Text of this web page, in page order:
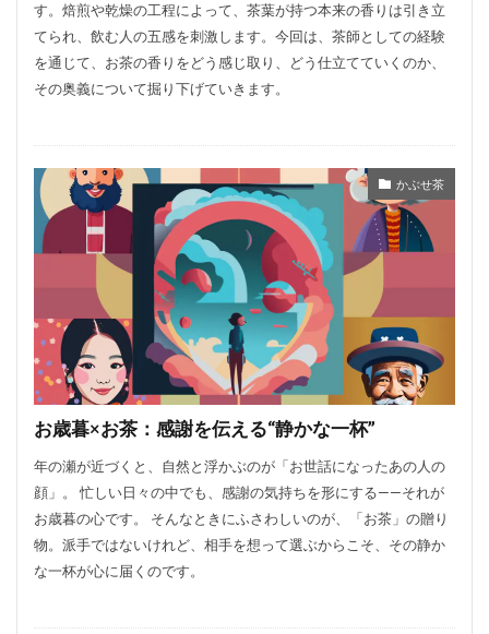
す。焙煎や乾燥の工程によって、茶葉が持つ本来の香りは引き立
てられ、飲む人の五感を刺激します。今回は、茶師としての経験
を通じて、お茶の香りをどう感じ取り、どう仕立てていくのか、
その奥義について掘り下げていきます。
かぶせ茶
お歳暮×お茶：感謝を伝える“静かな一杯”
年の瀬が近づくと、自然と浮かぶのが「お世話になったあの人の
顔」。 忙しい日々の中でも、感謝の気持ちを形にする——それが
お歳暮の心です。 そんなときにふさわしいのが、「お茶」の贈り
物。派手ではないけれど、相手を想って選ぶからこそ、その静か
な一杯が心に届くのです。